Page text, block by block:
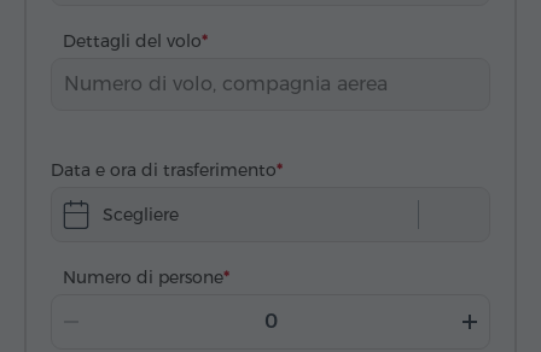
Dettagli del volo
Data e ora di trasferimento
Scegliere
Numero di persone